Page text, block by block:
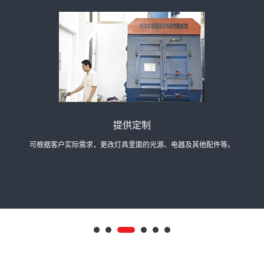
经验丰富
经过多年发展，能够快速达成产品研发、生产、供应需求的共识，提供相应解决方